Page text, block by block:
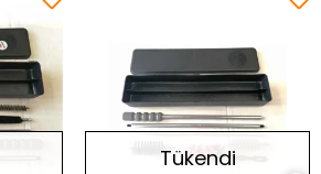
Tükendi